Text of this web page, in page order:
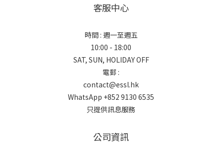
客服中心
時間 : 週一至週五
10:00 - 18:00
SAT, SUN, HOLIDAY OFF
電郵 :
contact@essl.hk
WhatsApp +852 9130 6535
只提供訊息服務
公司資訊